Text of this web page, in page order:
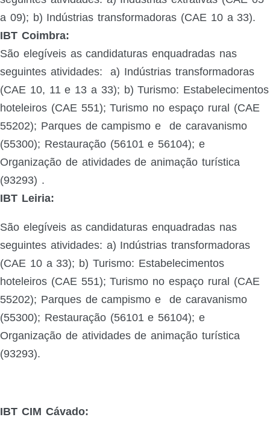
a 09); b) Indústrias transformadoras (CAE 10 a 33).
IBT Coimbra:
São elegíveis as candidaturas enquadradas nas
seguintes atividades:
a) Indústrias transformadoras
(CAE 10, 11 e 13 a 33); b) Turismo: Estabelecimentos
hoteleiros (CAE 551); Turismo no espaço rural (CAE
55202); Parques de campismo e de caravanismo
(55300); Restauração (56101 e 56104); e
Organização de atividades de animação turística
(93293) .
IBT Leiria:
São elegíveis as candidaturas enquadradas nas
seguintes atividades: a) Indústrias transformadoras
(CAE 10 a 33); b) Turismo: Estabelecimentos
hoteleiros (CAE 551); Turismo no espaço rural (CAE
55202); Parques de campismo e de caravanismo
(55300); Restauração (56101 e 56104); e
Organização de atividades de animação turística
(93293).
IBT CIM Cávado: